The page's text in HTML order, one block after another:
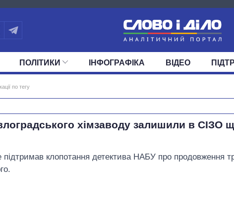
ПОЛIТИКИ
ПРЕЗИДЕНТ І ОФІС
ІНФОГРАФІКА ВІДЕО
по тегу
хімзаводу залишили в СІЗО
підтримав клопотання детектива НАБУ про продовження